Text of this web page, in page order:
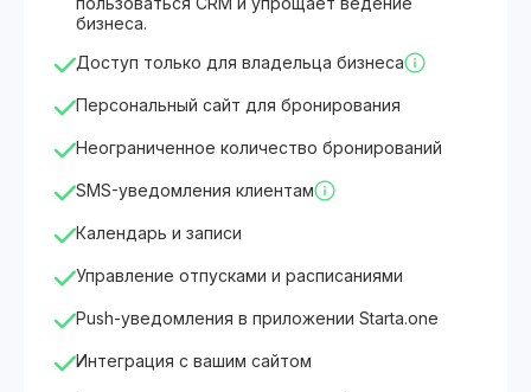
бизнеса.
Доступ только для владельца бизнеса
Персональный сайт для бронирования
Неограниченное количество бронирований
SMS-уведомления клиентам
Календарь и записи
Управление отпусками и расписаниями
Push-уведомления в приложении Starta.one
Интеграция с вашим сайтом